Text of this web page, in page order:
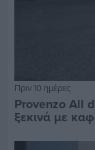
Πριν 10 ημέρες
Provenzo All
ξεκινά με